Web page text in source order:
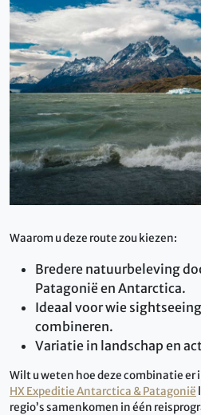
Waarom u deze route zou kiezen:
Bredere natuurbeleving
Patagonië en Antarctica.
Ideaal voor wie
combineren.
Variatie in landschap en
Wilt u weten hoe deze combinatie
HX Expeditie Antarctica & Patagonië
regio’s samenkomen in één